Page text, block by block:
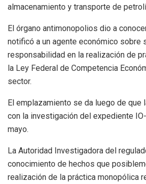
almacenamiento y transporte de
El órgano antimonopolios dio a
notificó a un agente económico sobre
responsabilidad en la realización de
la Ley Federal de Competencia
sector.
El emplazamiento se da luego de que
con la investigación del expediente
mayo.
La Autoridad Investigadora del
conocimiento de hechos que
realización de la práctica monopólica